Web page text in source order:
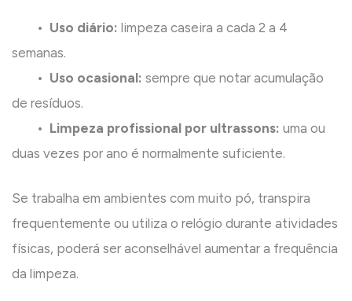
• Uso diário: limpeza caseira a cada 2 a 4
semanas.
• Uso ocasional: sempre que notar acumulação
de resíduos.
• Limpeza profissional por ultrassons: uma ou
duas vezes por ano é normalmente suficiente.
Se trabalha em ambientes com muito pó, transpira
frequentemente ou utiliza o relógio durante atividades
físicas, poderá ser aconselhável aumentar a frequência
da limpeza.